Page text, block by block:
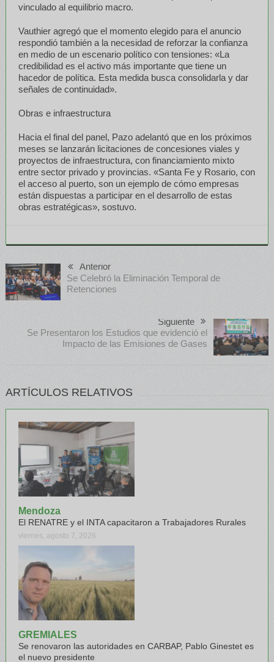
vinculado al equilibrio macro.
Vauthier agregó que el momento elegido para el anuncio
respondió también a la necesidad de reforzar la confianza
en medio de un escenario político con tensiones: «La
credibilidad es el activo más importante que tiene un
hacedor de política. Esta medida busca consolidarla y dar
señales de continuidad».
Obras e infraestructura
Hacia el final del panel, Pazo adelantó que en los próximos
meses se lanzarán licitaciones de concesiones viales y
proyectos de infraestructura, con financiamiento mixto
entre sector privado y provincias. «Santa Fe y Rosario, con
el acceso al puerto, son un ejemplo de cómo empresas
están dispuestas a participar en el desarrollo de estas
obras estratégicas», sostuvo.
Anterior
Se Celebró la Eliminación Temporal de
Retenciones
Siguiente
Se Presentaron los Estudios que evidenció el
Impacto de las Emisiones de Gases
ARTÍCULOS RELATIVOS
Mendoza
El RENATRE y el INTA capacitaron a Trabajadores Rurales
viernes, agosto 7, 2026
GREMIALES
Se renovaron las autoridades en CARBAP, Pablo Ginestet es
el nuevo presidente